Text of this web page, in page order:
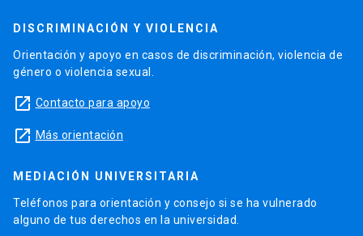
DISCRIMINACIÓN Y VIOLENCIA
Orientación y apoyo en casos de discriminación, violencia de
género o violencia sexual.
launch Contacto para apoyo
launch Más orientación
MEDIACIÓN UNIVERSITARIA
Teléfonos para orientación y consejo si se ha vulnerado
alguno de tus derechos en la universidad.